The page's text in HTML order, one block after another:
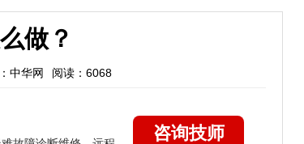
做？
中华网 阅读：6068
咨询技师